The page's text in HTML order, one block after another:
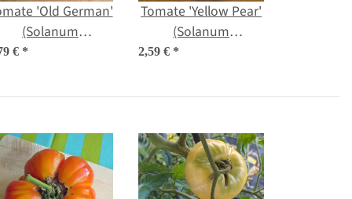
'Old German'
(Solanum
lycopersicum)
€ *
Tomate 'Yellow Pear'
(Solanum
lycopersicum) Bio
2,59 € *